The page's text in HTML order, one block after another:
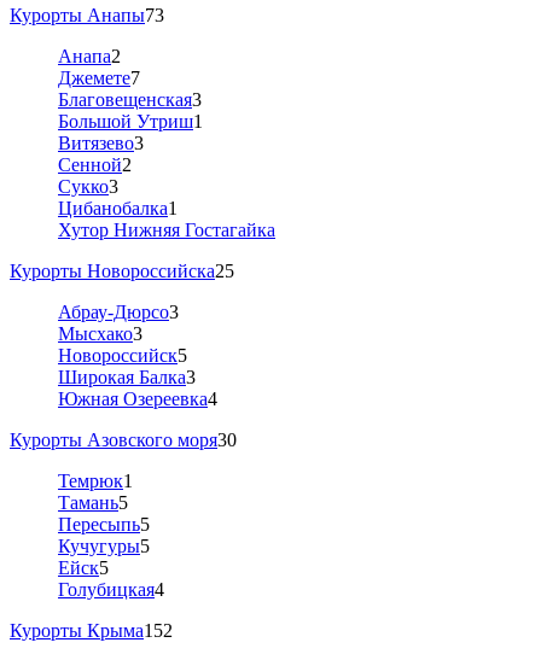
Курорты Анапы73
Анапа2
Джемете7
Благовещенская3
Большой Утриш1
Витязево3
Сенной2
Сукко3
Цибанобалка1
Хутор Нижняя Гостагайка
Курорты Новороссийска25
Абрау-Дюрсо3
Мысхако3
Новороссийск5
Широкая Балка3
Южная Озереевка4
Курорты Азовского моря30
Темрюк1
Тамань5
Пересыпь5
Кучугуры5
Ейск5
Голубицкая4
Курорты Крыма152